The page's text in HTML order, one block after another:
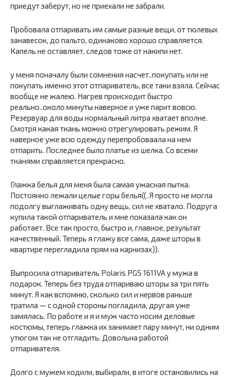
приедут заберут, но не приехали не забрали.
Пробовала отпаривать им самые разные вещи, от тюлевых
занавесок, до пальто, одинаково хорошо справляется.
Капель не оставляет, следов тоже от накипи нет.
у меня поначалу были сомнения насчет..покупать или не
покупать именно этот отпариватель, все таки взяла. Сейчас
вообще не жалею. Нагрев происходит быстро
реально..около минуты наверное и уже парит вовсю.
Резервуар для воды нормальный литра хватает вполне.
Смотря какая ткань можно отрегулировать режим. Я
наверное уже всю одежду перепробоваала на нем
отпарить. Последнее было платье из шелка. Со всеми
тканями справляется прекрасно.
Глажка белья для меня была самая ужасная пытка.
Постоянно лежали целые горы белья((. Я просто не могла
подолгу выглаживать одну вещь, сил не хватало. Подруга
купила такой отпариватель и мне показала как он
работает. Все так просто, быстро и, главное, результат
качественный. Теперь я глажу все сама, даже шторы в
квартире перегладила прям на карнизах)).
Выпросила отпариватель Polaris PGS 1611VA у мужа в
подарок. Теперь без труда отпариваю шторы за три пять
минут. Я как вспомню, сколько сил и нервов раньше
тратила — с одной стороны погладила, другая уже
замялась. По работе и я и муж часто носим деловые
костюмы, теперь глажка их занимает пару минут, ни одним
утюгом так не отгладить. Довольна работой
отпаривателя.
Долго с мужем ходили, выбирали, в итоге остановились на